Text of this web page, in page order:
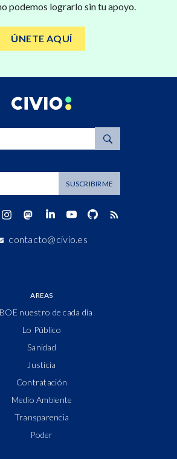
podemos lograrlo sin tu apoyo.
ÚNETE AQUÍ
SUSCRIBIRME
contacto@civio.es
AREAS
nuestro de cada día
Lo Público
Sanidad
Justicia
Contratación
Medio Ambiente
Transparencia
Poder